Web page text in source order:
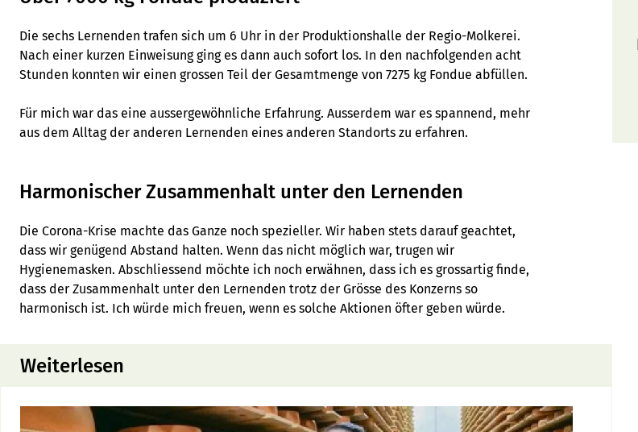
Die sechs Lernenden trafen sich um 6 Uhr in der Produktionshalle der Regio-Molkerei.
Nach einer kurzen Einweisung ging es dann auch sofort los. In den nachfolgenden acht
Stunden konnten wir einen grossen Teil der Gesamtmenge von 7275 kg Fondue abfüllen.
Für mich war das eine aussergewöhnliche Erfahrung. Ausserdem war es spannend, mehr
aus dem Alltag der anderen Lernenden eines anderen Standorts zu erfahren.
Harmonischer Zusammenhalt unter den Lernenden
Die Corona-Krise machte das Ganze noch spezieller. Wir haben stets darauf geachtet,
dass wir genügend Abstand halten. Wenn das nicht möglich war, trugen wir
Hygienemasken. Abschliessend möchte ich noch erwähnen, dass ich es grossartig finde,
dass der Zusammenhalt unter den Lernenden trotz der Grösse des Konzerns so
harmonisch ist. Ich würde mich freuen, wenn es solche Aktionen öfter geben würde.
Weiterlesen